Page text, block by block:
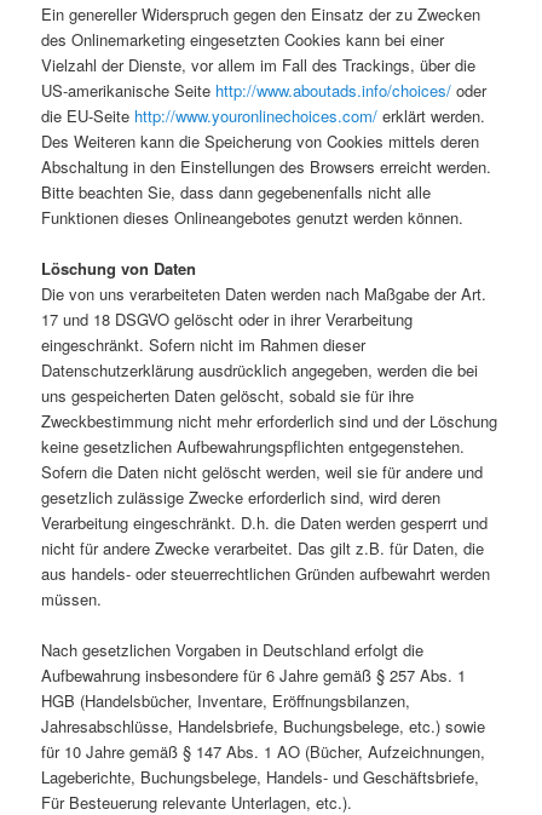
Ein genereller Widerspruch gegen den Einsatz der zu Zwecken
des Onlinemarketing eingesetzten Cookies kann bei einer
Vielzahl der Dienste, vor allem im Fall des Trackings, über die
US-amerikanische Seite http://www.aboutads.info/choices/ oder
die EU-Seite http://www.youronlinechoices.com/ erklärt werden.
Des Weiteren kann die Speicherung von Cookies mittels deren
Abschaltung in den Einstellungen des Browsers erreicht werden.
Bitte beachten Sie, dass dann gegebenenfalls nicht alle
Funktionen dieses Onlineangebotes genutzt werden können.
Löschung von Daten
Die von uns verarbeiteten Daten werden nach Maßgabe der Art.
17 und 18 DSGVO gelöscht oder in ihrer Verarbeitung
eingeschränkt. Sofern nicht im Rahmen dieser
Datenschutzerklärung ausdrücklich angegeben, werden die bei
uns gespeicherten Daten gelöscht, sobald sie für ihre
Zweckbestimmung nicht mehr erforderlich sind und der Löschung
keine gesetzlichen Aufbewahrungspflichten entgegenstehen.
Sofern die Daten nicht gelöscht werden, weil sie für andere und
gesetzlich zulässige Zwecke erforderlich sind, wird deren
Verarbeitung eingeschränkt. D.h. die Daten werden gesperrt und
nicht für andere Zwecke verarbeitet. Das gilt z.B. für Daten, die
aus handels- oder steuerrechtlichen Gründen aufbewahrt werden
müssen.
Nach gesetzlichen Vorgaben in Deutschland erfolgt die
Aufbewahrung insbesondere für 6 Jahre gemäß § 257 Abs. 1
HGB (Handelsbücher, Inventare, Eröffnungsbilanzen,
Jahresabschlüsse, Handelsbriefe, Buchungsbelege, etc.) sowie
für 10 Jahre gemäß § 147 Abs. 1 AO (Bücher, Aufzeichnungen,
Lageberichte, Buchungsbelege, Handels- und Geschäftsbriefe,
Für Besteuerung relevante Unterlagen, etc.).